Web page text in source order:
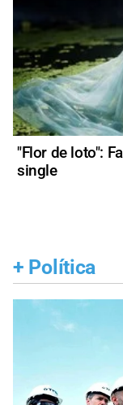
"Flor de loto":
single
+ Política